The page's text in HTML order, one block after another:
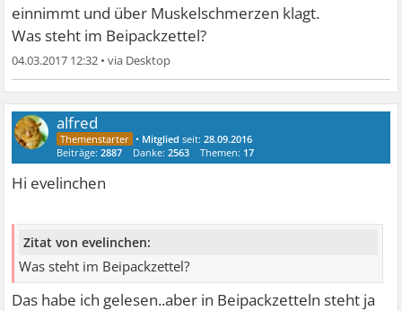
einnimmt und über Muskelschmerzen klagt.
Was steht im Beipackzettel?
04.03.2017 12:32 •
alfred
• Mitglied seit:28.09.2016
Beiträge:2887 Danke:2563 Themen: 17
Hi evelinchen
Zitat von evelinchen:
Was steht im Beipackzettel?
Das habe ich gelesen..aber in Beipackzetteln steht ja